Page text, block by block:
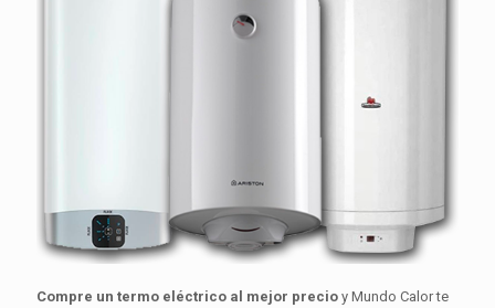
Compre un termo eléctrico al mejor precio y Mundo Calor te